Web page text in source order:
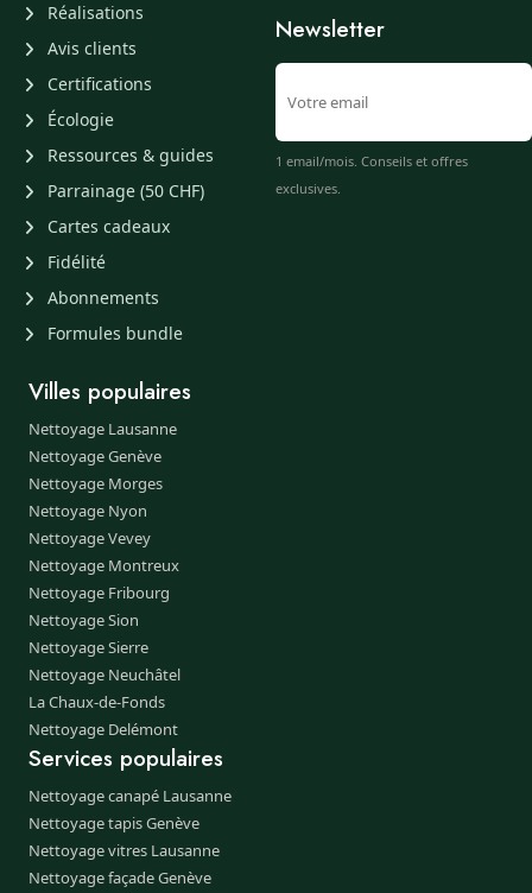
Réalisations
Avis clients
Certifications
Écologie
Ressources & guides
Parrainage (50 CHF)
Cartes cadeaux
Fidélité
Abonnements
Formules bundle
Newsletter
1 email/mois. Conseils et offres
exclusives.
Villes populaires
Nettoyage Lausanne
Nettoyage Genève
Nettoyage Morges
Nettoyage Nyon
Nettoyage Vevey
Nettoyage Montreux
Nettoyage Fribourg
Nettoyage Sion
Nettoyage Sierre
Nettoyage Neuchâtel
La Chaux-de-Fonds
Nettoyage Delémont
Services populaires
Nettoyage canapé Lausanne
Nettoyage tapis Genève
Nettoyage vitres Lausanne
Nettoyage façade Genève